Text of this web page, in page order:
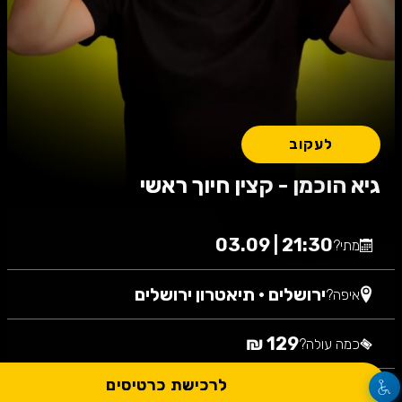
גיא הוכמן - קצין חיוך ראשי
לעקוב
מתי?21:30 | 03.09
איפה?ירושלים • תיאטרון ירושלים
כמה עולה?129 ₪
לרכישת כרטיסים